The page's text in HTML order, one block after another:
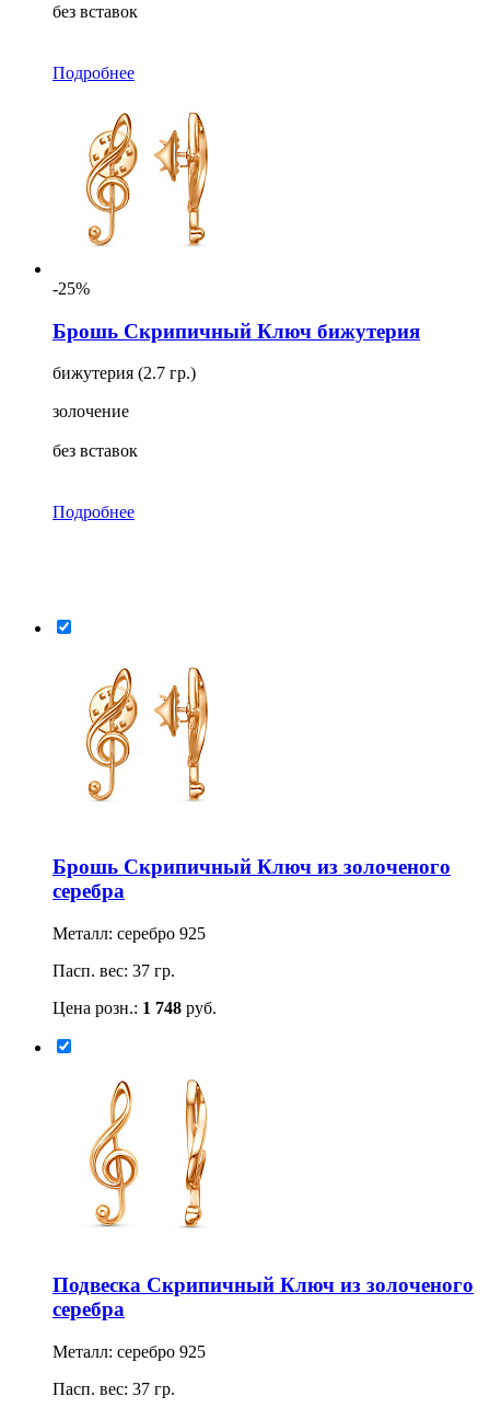
без вставок
Подробнее
-25%
Брошь Скрипичный Ключ бижутерия
бижутерия (2.7 гр.)
золочение
без вставок
Подробнее
Брошь Скрипичный Ключ из золоченого
серебра
Металл: серебро 925
Пасп. вес: 37 гр.
Цена розн.: 1 748 руб.
Подвеска Скрипичный Ключ из золоченого
серебра
Металл: серебро 925
Пасп. вес: 37 гр.